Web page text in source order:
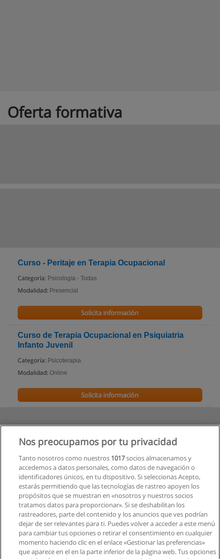
Oferta formativa
Curso - Peritaje en Terapia Ocupacional
Categoría: Psicología - Todas
Modalidad: Presencial
Solicita información
Curso de Terapia Ocupacional en Psiquiatria
Infanto Juvenil
Categoría: Psicoterapia
Modalidad: Online
Solicita información
Ver cursos históricos
Nos preocupamos por tu privacidad
Tanto nosotros como nuestros 1017socios almacenamos y
accedemos a datos personales, como datos de navegación o
identificadores únicos, en tu dispositivo. Si seleccionas Acepto,
estarás permitiendo que las tecnologías de rastreo apoyen los
propósitos que se muestran en «nosotros y nuestros socios
tratamos datos para proporcionar». Si se deshabilitan los
rastreadores, parte del contenido y los anuncios que ves podrían
dejar de ser relevantes para ti. Puedes volver a acceder a este menú
para cambiar tus opciones o retirar el consentimiento en cualquier
momento haciendo clic en el enlace «Gestionar las preferencias»
que aparece en el en la parte inferior de la página web. Tus opciones